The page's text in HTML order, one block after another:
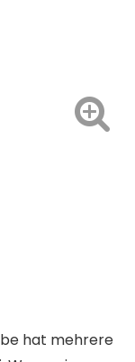
hat mehrere